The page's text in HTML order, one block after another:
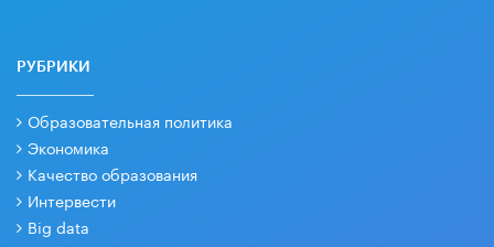
РУБРИКИ
Образовательная политика
Экономика
Качество образования
Интервести
Big data